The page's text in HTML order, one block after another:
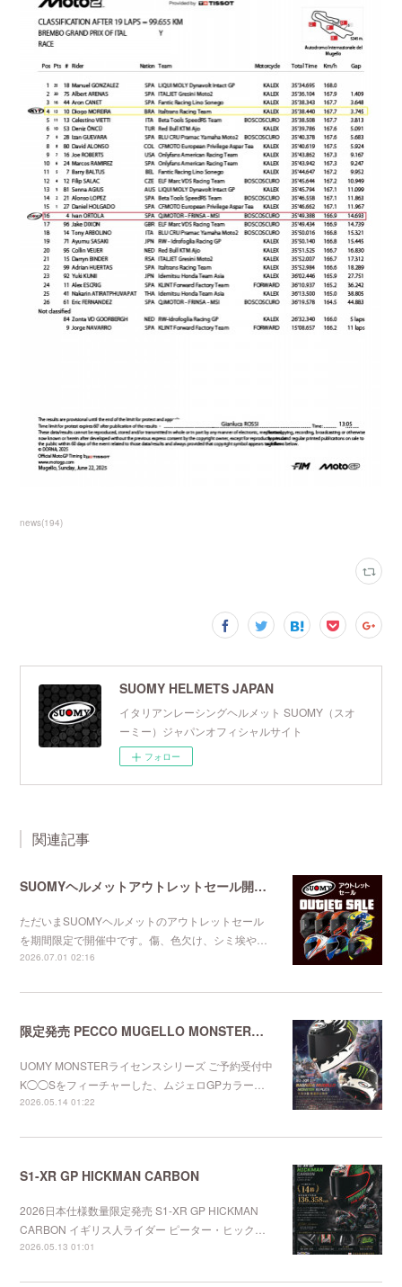
news(194)
SUOMY HELMETS JAPAN
イタリアンレーシングヘルメット SUOMY（スオ
ーミー）ジャパンオフィシャルサイト
フォロー
関連記事
SUOMYヘルメットアウトレットセール開催中
ただいまSUOMYヘルメットのアウトレットセール
を期間限定で開催中です。傷、色欠け、シミ埃や…
2026.07.01 02:16
限定発売 PECCO MUGELLO MONSTERレプリカ
UOMY MONSTERライセンスシリーズ ご予約受付中
K◯◯Sをフィーチャーした、ムジェロGPカラー…
2026.05.14 01:22
S1-XR GP HICKMAN CARBON
2026日本仕様数量限定発売 S1-XR GP HICKMAN
CARBON イギリス人ライダー ピーター・ヒック…
2026.05.13 01:01